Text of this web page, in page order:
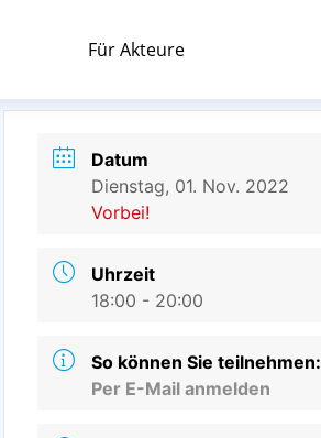
Für Akteure
Datum
Dienstag, 01. Nov. 2022
Vorbei!
Uhrzeit
18:00 - 20:00
So können Sie teilnehmen:
Per E-Mail anmelden